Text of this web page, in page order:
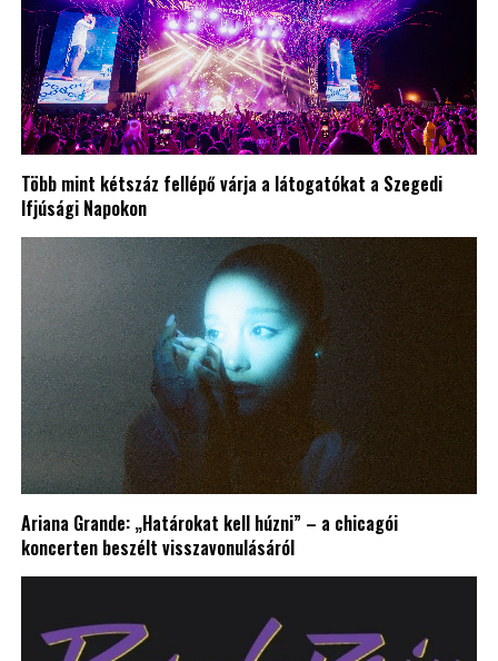
Több mint kétszáz fellépő várja a látogatókat a Szegedi
Ifjúsági Napokon
Ariana Grande: „Határokat kell húzni” – a chicagói
koncerten beszélt visszavonulásáról